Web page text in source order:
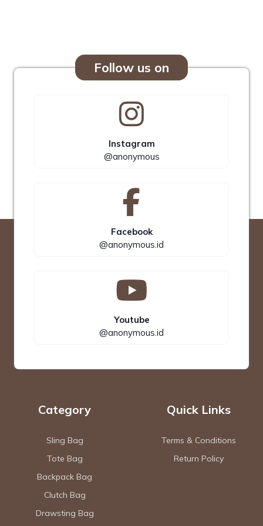
Follow us on
Instagram
@anonymous
Facebook
@anonymous.id
Youtube
@anonymous.id
Category
Sling Bag
Tote Bag
Backpack Bag
Clutch Bag
Drawsting Bag
Quick Links
Terms & Conditions
Return Policy